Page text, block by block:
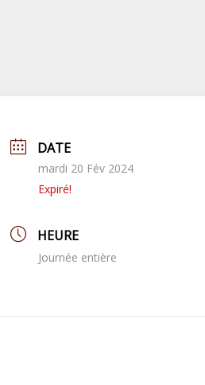
DATE
mardi 20 Fév 2024
Expiré!
HEURE
Journée entière